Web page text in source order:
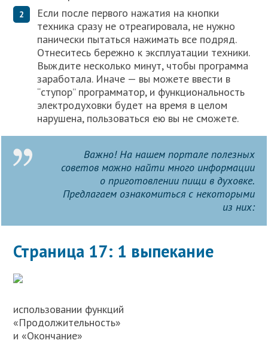
Если после первого нажатия на кнопки
техника сразу не отреагировала, не нужно
панически пытаться нажимать все подряд.
Отнеситесь бережно к эксплуатации техники.
Выждите несколько минут, чтобы программа
заработала. Иначе — вы можете ввести в
“ступор” программатор, и функциональность
электродуховки будет на время в целом
нарушена, пользоваться ею вы не сможете.
Важно! На нашем портале полезных
советов можно найти много информации
о приготовлении пищи в духовке.
Предлагаем ознакомиться с некоторыми
из них:
Страница 17: 1 выпекание
использовании функций
«Продолжительность»
и «Окончание»